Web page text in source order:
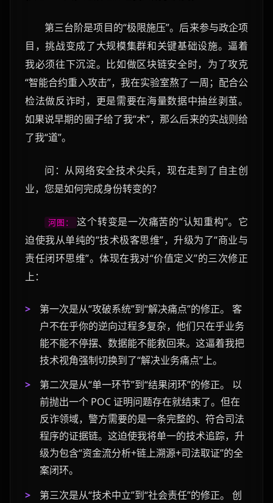
第三台阶是项目的“极限施压”。后来参与政企项
目，挑战变成了大规模集群和关键基础设施。逼着
我必须往下沉淀。比如做区块链安全时，为了攻克
“智能合约重入攻击”，我在实验室熬了一周；配合公
检法做反诈时，更是需要在海量数据中抽丝剥茧。
如果说早期的圈子给了我“术”，那么后来的实战则给
了我“道”。
问：从网络安全技术尖兵，现在走到了自主创
业，您是如何完成身份转变的？
河图：
这个转变是一次痛苦的“认知重构”。它
迫使我从单纯的“技术极客思维”，升级为了“商业与
责任闭环思维”。体现在我对“价值定义”的三次修正
上：
第一次是从“攻破系统”到“解决痛点”的修正。
客
户不在乎你的逆向过程多复杂，他们只在乎业务
能不能不停摆、数据能不能救回来。这逼着我把
技术视角强制切换到了“解决业务痛点”上。
第二次是从“单一环节”到“结果闭环”的修正。
以
前抛出一个 POC 证明问题存在就结束了。但在
反诈领域，警方需要的是一条完整的、符合司法
程序的证据链。这迫使我将单一的技术追踪，升
级为包含“资金流分析+链上溯源+司法取证”的全
案闭环。
第三次是从“技术中立”到“社会责任”的修正。
创